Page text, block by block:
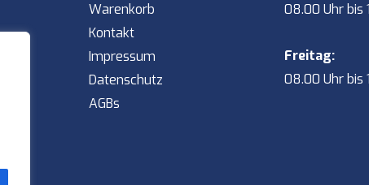
Warenkorb
Kontakt
Impressum
Datenschutz
AGBs
08.00 Uhr bis
Freitag:
08.00 Uhr bis